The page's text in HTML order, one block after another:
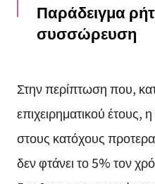
Παράδειγμα
συσσώρευση
Στην περίπτωση που,
επιχειρηματικού έτους,
στους κατόχους
δεν φτάνει το 5% τον